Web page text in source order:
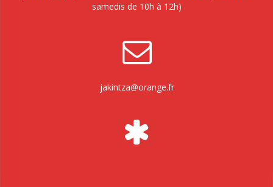
samedis de 10h à 12h)
jakintza@orange.fr